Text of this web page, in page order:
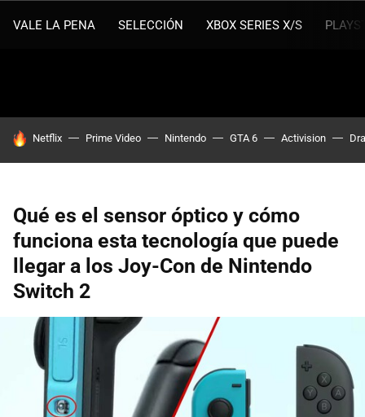
VALE LA PENA SELECCIÓN XBOX SERIES X/S
HOY SE HABLA DE
Netflix Prime Video Nintendo GTA 6 Activision
Qué es el sensor óptico y cómo
funciona esta tecnología que puede
llegar a los Joy-Con de Nintendo
Switch 2